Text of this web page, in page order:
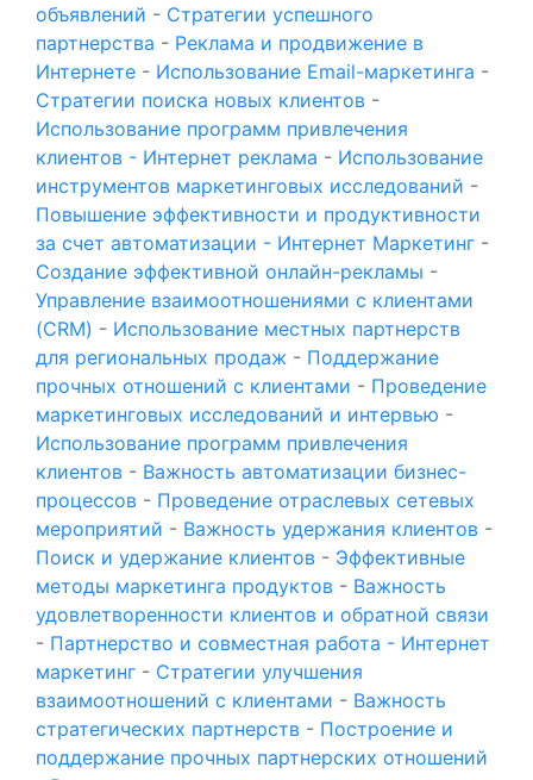
объявлений - Стратегии успешного
партнерства - Реклама и продвижение в
Интернете - Использование Email-маркетинга -
Стратегии поиска новых клиентов -
Использование программ привлечения
клиентов - Интернет реклама - Использование
инструментов маркетинговых исследований -
Повышение эффективности и продуктивности
за счет автоматизации - Интернет Маркетинг -
Создание эффективной онлайн-рекламы -
Управление взаимоотношениями с клиентами
(CRM) - Использование местных партнерств
для региональных продаж - Поддержание
прочных отношений с клиентами - Проведение
маркетинговых исследований и интервью -
Использование программ привлечения
клиентов - Важность автоматизации бизнес-
процессов - Проведение отраслевых сетевых
мероприятий - Важность удержания клиентов -
Поиск и удержание клиентов - Эффективные
методы маркетинга продуктов - Важность
удовлетворенности клиентов и обратной связи
- Партнерство и совместная работа - Интернет
маркетинг - Стратегии улучшения
взаимоотношений с клиентами - Важность
стратегических партнерств - Построение и
поддержание прочных партнерских отношений